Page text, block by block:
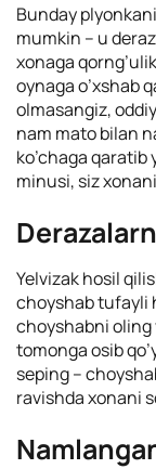
Bunday
mumkin – u
xonaga
oynaga o’xshab
olmasangiz,
nam mato bilan
ko’chaga
minusi, siz
Yelvizak hosil
choyshab tufayli
choyshabni oling
tomonga osib
seping –
ravishda xonani